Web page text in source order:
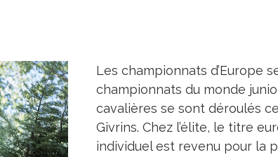
Les championnats d’Europe
championnats du monde
cavalières se sont déroulés
Givrins. Chez l’élite, le titre
individuel est revenu pour la